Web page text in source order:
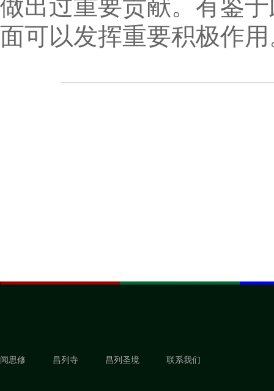
做出过重要贡献。有鉴
面可以发挥重要积极作
闻思修 昌列寺 昌列圣境 联系我们